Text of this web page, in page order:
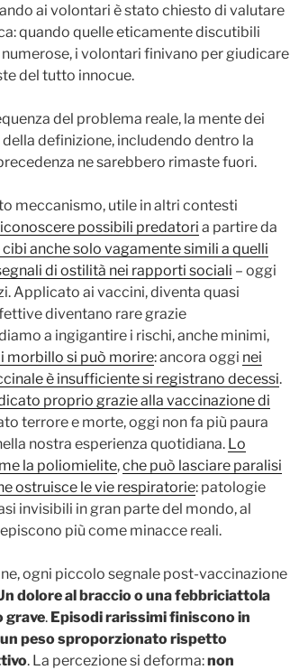
ai volontari è stato chiesto di valutare
quando quelle eticamente discutibili
i volontari finivano per giudicare
del tutto innocue.
del problema reale, la mente dei
definizione, includendo dentro la
ne sarebbero rimaste fuori.
meccanismo, utile in altri contesti
possibili predatori a partire da
anche solo vagamente simili a quelli
di ostilità nei rapporti sociali – oggi
Applicato ai vaccini, diventa quasi
diventano rare grazie
a ingigantire i rischi, anche minimi,
morbillo si può morire: ancora oggi nei
è insufficiente si registrano decessi.
proprio grazie alla vaccinazione di
terrore e morte, oggi non fa più paura
nostra esperienza quotidiana. Lo
la poliomielite,che può lasciare paralisi
ostruisce le vie respiratorie: patologie
invisibili in gran parte del mondo, al
più come minacce reali.
ogni piccolo segnale post-vaccinazione
dolore al braccio o una febbriciattola
grave. Episodi rarissimi finiscono in
peso sproporzionato rispetto
. La percezione si deforma:non